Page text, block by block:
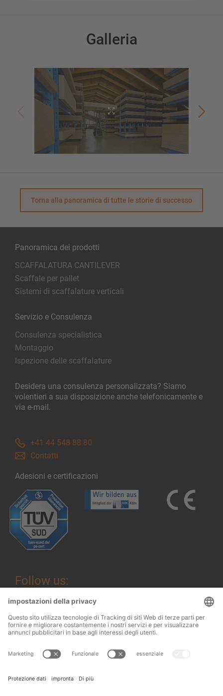
Galleria
Torna alla panoramica di tutte le storie di successo
Panoramica dei prodotti
SCAFFALATURA CANTILEVER
Scaffale per pallet
Sistemi di scaffalature verticali
Servizio e Consulenza
Consulenza specialistica
Montaggio
Ispezione delle scaffalature
Desidera una consulenza personalizzata? Siamo
volentieri a sua disposizione anche telefonicamente e
via e-mail.
+41 44 548 88 80
Contatti
Adesioni e certificazioni
Follow us:
Informazioni legali